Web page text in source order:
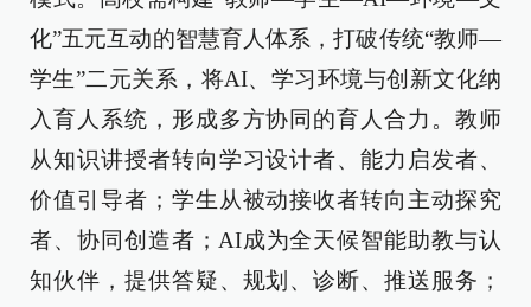
化”五元互动的智慧育人体系，打破传统“教师—
学生”二元关系，将AI、学习环境与创新文化纳
入育人系统，形成多方协同的育人合力。教师
从知识讲授者转向学习设计者、能力启发者、
价值引导者；学生从被动接收者转向主动探究
者、协同创造者；AI成为全天候智能助教与认
知伙伴，提供答疑、规划、诊断、推送服务；